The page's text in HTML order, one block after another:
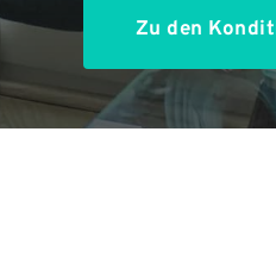
Zu den